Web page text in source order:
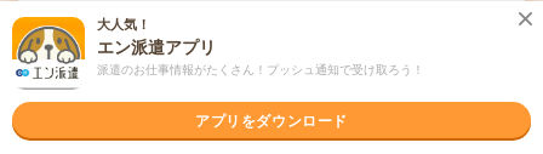
曜日頻度 月～金曜日
時間
【定時】8:45～17:30【休憩】12:00～12:45 15:00～
15:15 / 17:30～…
2026年8月～ 9月～ 10月～ 開始日はご相談ください
＊まずは数カ月程度の予定（延長の可能性有）
大人気！
エン派遣アプリ
派遣のお仕事情報がたくさん！プッシュ通知で受け取ろう！
アプリをダウンロード